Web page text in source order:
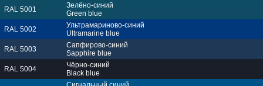
RAL 5001
Зелёно-синий
Green blue
RAL 5002
Ультрамариново-синий
Ultramarine blue
RAL 5003
Сапфирово-синий
Sapphire blue
RAL 5004
Чёрно-синий
Black blue